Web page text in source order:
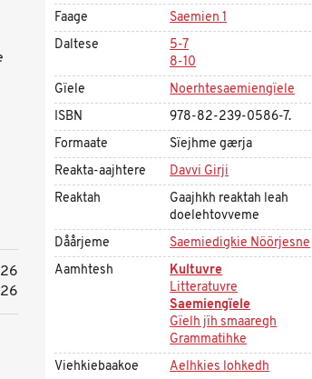
Faage
Saemien 1
Daltese
5-7
8-10
Gïele
Noerhtesaemiengïele
ISBN
978-82-239-0586-7.
Formaate
Sïejhme gærja
Reakta-aajhtere
Davvi Girji
Reaktah
Gaajhkh reaktah leah
doelehtovveme
Dåårjeme
Saemiedigkie Nöörjesne
Aamhtesh
Kultuvre
Litteratuvre
Saemiengïele
Gïelh jïh smaaregh
Grammatihke
Viehkiebaakoe
Aelhkies lohkedh